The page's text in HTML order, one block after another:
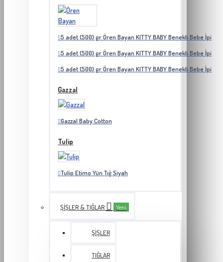
5 adet (500) gr Ören Bayan KITTY BABY Benekli Bebe İpi
5 adet (500) gr Ören Bayan KITTY BABY Benekli Bebe İpi
5 adet (500) gr Ören Bayan KITTY BABY Benekli Bebe İpi
Gazzal
Gazzal Baby Cotton
Tulip
Tulip Etimo Yün Tığ Siyah
ŞIŞLER & TIĞLAR Yeni
ŞIŞLER
TIĞLAR